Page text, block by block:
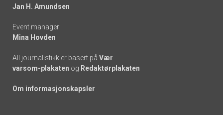
Jan H. Amundsen
Event manager:
Mina Hovden
All journalistikk er basert på Vær
varsom-plakaten og Redaktørplakaten
Om informasjonskapsler